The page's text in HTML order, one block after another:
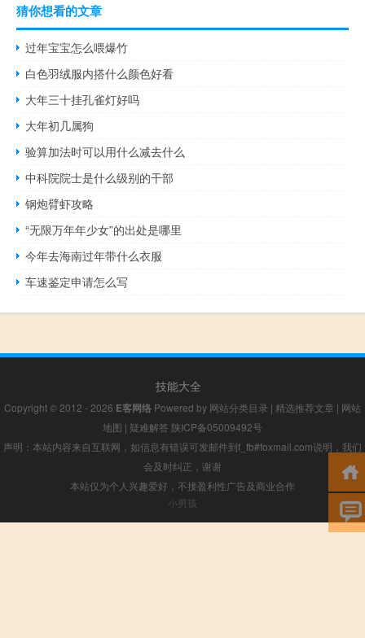
猜你想看的文章
过年宝宝怎么喂爆竹
白色羽绒服内搭什么颜色好看
大年三十挂孔雀灯好吗
大年初几属狗
验算加法时可以用什么减去什么
中科院院士是什么级别的干部
钢炮臂虾攻略
“无限万年年少女”的出处是哪里
今年去海南过年带什么衣服
车速鉴定申请怎么写
技能大全
Copyright © 2012 - 2026 E客网络 Powered by 网站分类目录 | 精选推荐文章 | 网站
地图 | 疑难解答 陕ICP备05009492号
声明：本站内容来自互联网，如信息有错误可发邮件到f_fb#foxmail.com说明，我们
会及时纠正，谢谢
本站仅为个人兴趣爱好，不接盈利性广告及商业合作
小男孩